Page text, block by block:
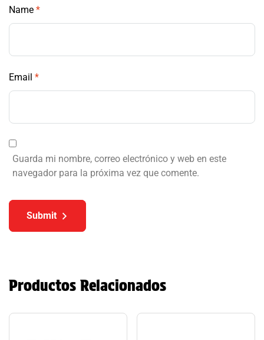
Name *
Email *
Guarda mi nombre, correo electrónico y web en este
navegador para la próxima vez que comente.
Submit
Productos Relacionados